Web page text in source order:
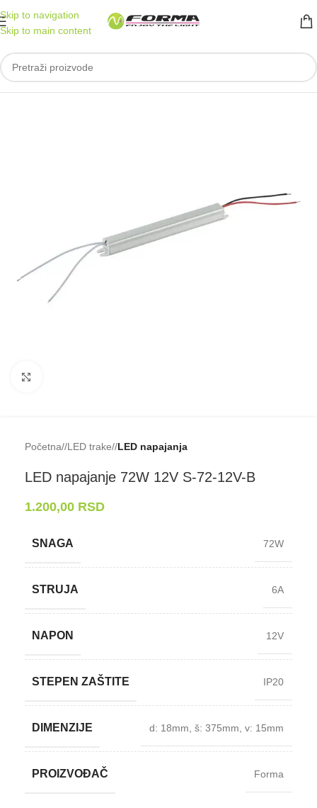
Skip to navigation
Skip to main content
Početna/ LED trake/ LED napajanja
LED napajanje 72W 12V S-⁠72-⁠12V-⁠B
1.200,00 RSD
SNAGA 72W
STRUJA 6A
NAPON 12V
STEPEN ZAŠTITE IP20
DIMENZIJE d: 18mm š: 375mm v: 15mm
PROIZVOĐAČ Forma